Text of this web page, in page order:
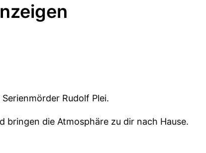
Rudolf Plei.
bringen die Atmosphäre zu dir nach Hause.